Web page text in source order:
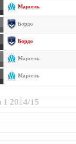
Марсель
Бордо
Бордо
Марсель
Марсель
1 2014/15